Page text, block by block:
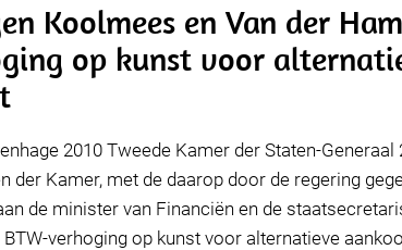
Koolmees en Van der
op kunst voor
2010 Tweede Kamer der Staten-
der Kamer, met de daarop door de regering
de minister van Financiën en de
verhoging op kunst voor alternatieve